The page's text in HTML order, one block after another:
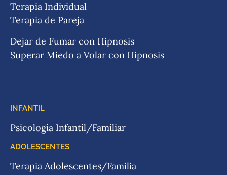
Terapia Individual
Terapia de Pareja
Dejar de Fumar con Hipnosis
Superar Miedo a Volar con Hipnosis
INFANTIL
Psicologia Infantil/Familiar
ADOLESCENTES
Terapia Adolescentes/Familia